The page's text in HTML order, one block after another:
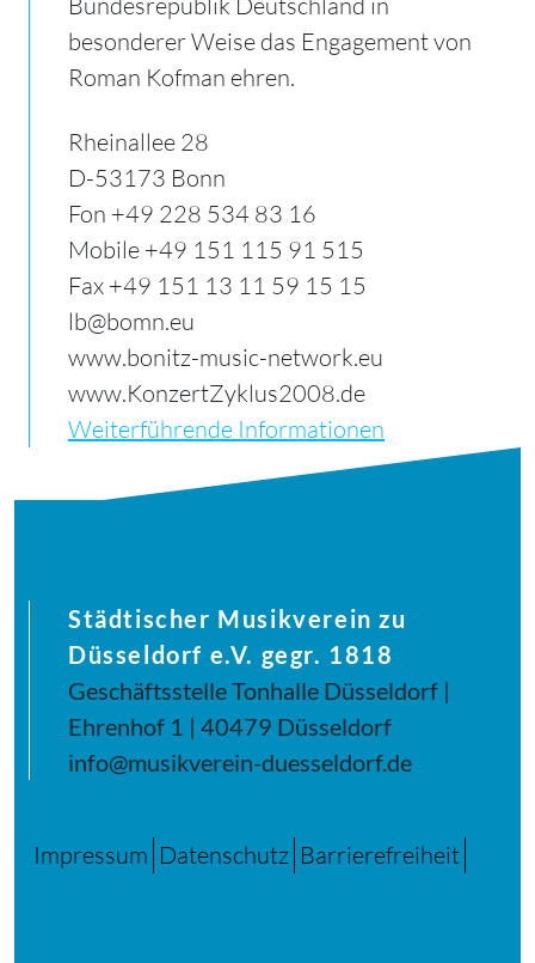
besonderer Weise das Engagement von
Roman Kofman ehren.
Rheinallee 28
D-53173 Bonn
Fon +49 228 534 83 16
Mobile +49 151 115 91 515
Fax +49 151 13 11 59 15 15
lb@bomn.eu
www.bonitz-music-network.eu
www.KonzertZyklus2008.de
Weiterführende Informationen
Städtischer Musikverein zu
Düsseldorf e.V. gegr. 1818
Geschäftsstelle Tonhalle Düsseldorf |
Ehrenhof 1 | 40479 Düsseldorf
info@musikverein-duesseldorf.de
Impressum Datenschutz Barrierefreiheit